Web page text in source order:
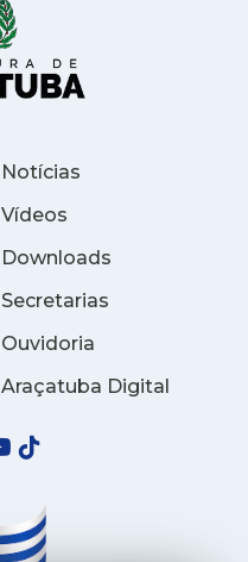
Notícias
Vídeos
Downloads
Secretarias
Ouvidoria
Araçatuba Digital